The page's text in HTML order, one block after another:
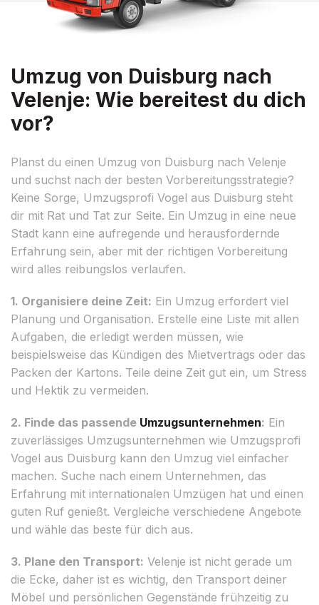
Umzug von Duisburg nach
Velenje: Wie bereitest du dich
vor?
Planst du einen Umzug von Duisburg nach Velenje
und suchst nach der besten Vorbereitungsstrategie?
Keine Sorge, Umzugsprofi Vogel aus Duisburg steht
dir mit Rat und Tat zur Seite. Ein Umzug in eine neue
Stadt kann eine aufregende und herausfordernde
Erfahrung sein, aber mit der richtigen Vorbereitung
wird alles reibungslos verlaufen.
1. Organisiere deine Zeit: Ein Umzug erfordert viel
Planung und Organisation. Erstelle eine Liste mit allen
Aufgaben, die erledigt werden müssen, wie
beispielsweise das Kündigen des Mietvertrags oder das
Packen der Kartons. Teile deine Zeit gut ein, um Stress
und Hektik zu vermeiden.
2. Finde das passende Umzugsunternehmen: Ein
zuverlässiges Umzugsunternehmen wie Umzugsprofi
Vogel aus Duisburg kann den Umzug viel einfacher
machen. Suche nach einem Unternehmen, das
Erfahrung mit internationalen Umzügen hat und einen
guten Ruf genießt. Vergleiche verschiedene Angebote
und wähle das beste für dich aus.
3. Plane den Transport: Velenje ist nicht gerade um
die Ecke, daher ist es wichtig, den Transport deiner
Möbel und persönlichen Gegenstände frühzeitig zu